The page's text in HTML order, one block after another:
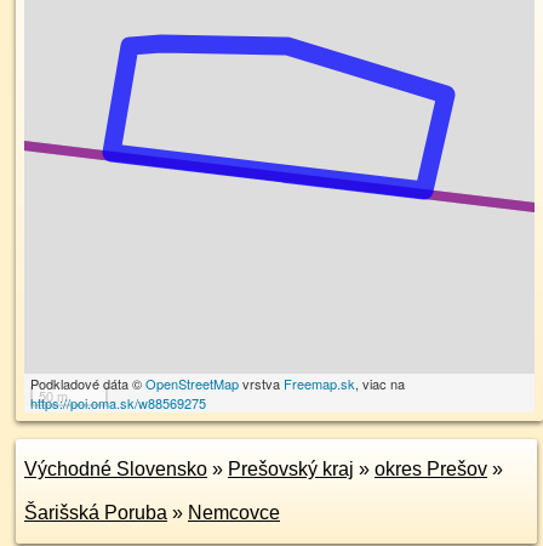
50 m
Podkladové dáta ©OpenStreetMapvrstva Freemap.sk, viac na
https://poi.oma.sk/w88569275
Východné Slovensko » Prešovský kraj » okres Prešov »
Šarišská Poruba » Nemcovce